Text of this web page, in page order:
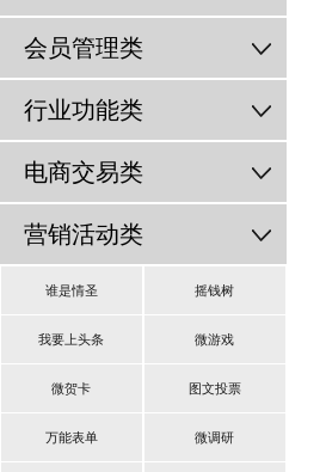
会员管理类
行业功能类
电商交易类
营销活动类
谁是情圣 摇钱树
我要上头条 微游戏
微贺卡 图文投票
万能表单 微调研